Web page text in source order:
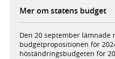
Mer om statens budget
Den 20 september lämnade
budgetpropositionen för
höständringsbudgeten för